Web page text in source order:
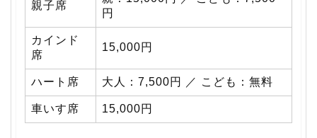
親子席
円
カインド
席
15,000円
ハート席 大人：7,500円 ／ こども：無料
車いす席 15,000円